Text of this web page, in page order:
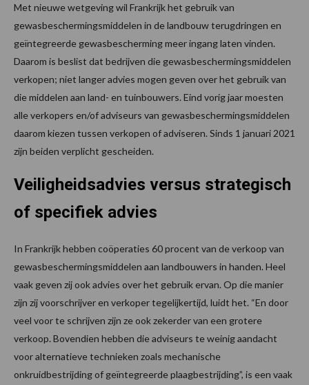
Met nieuwe wetgeving wil Frankrijk het gebruik van
gewasbeschermingsmiddelen in de landbouw terugdringen en
geïntegreerde gewasbescherming meer ingang laten vinden.
Daarom is beslist dat bedrijven die gewasbeschermingsmiddelen
verkopen; niet langer advies mogen geven over het gebruik van
die middelen aan land- en tuinbouwers. Eind vorig jaar moesten
alle verkopers en/of adviseurs van gewasbeschermingsmiddelen
daarom kiezen tussen verkopen of adviseren. Sinds 1 januari 2021
zijn beiden verplicht gescheiden.
Veiligheidsadvies versus strategisch
of specifiek advies
In Frankrijk hebben coöperaties 60 procent van de verkoop van
gewasbeschermingsmiddelen aan landbouwers in handen. Heel
vaak geven zij ook advies over het gebruik ervan. Op die manier
zijn zij voorschrijver en verkoper tegelijkertijd, luidt het. “En door
veel voor te schrijven zijn ze ook zekerder van een grotere
verkoop. Bovendien hebben die adviseurs te weinig aandacht
voor alternatieve technieken zoals mechanische
onkruidbestrijding of geïntegreerde plaagbestrijding”, is een vaak